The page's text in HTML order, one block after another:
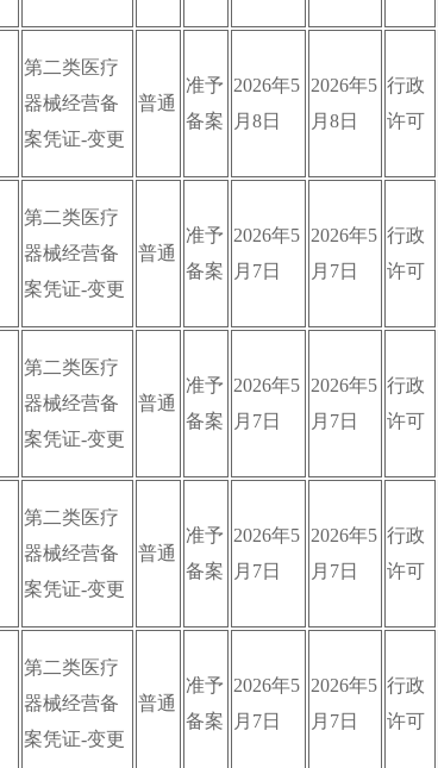
第二类医疗
器械经营备
案凭证-变更
普通
准予
备案
2026年5
月8日
2026年5
月8日
行政
许可
第二类医疗
器械经营备
案凭证-变更
普通
准予
备案
2026年5
月7日
2026年5
月7日
行政
许可
第二类医疗
器械经营备
案凭证-变更
普通
准予
备案
2026年5
月7日
2026年5
月7日
行政
许可
第二类医疗
器械经营备
案凭证-变更
普通
准予
备案
2026年5
月7日
2026年5
月7日
行政
许可
第二类医疗
器械经营备
案凭证-变更
普通
准予
备案
2026年5
月7日
2026年5
月7日
行政
许可